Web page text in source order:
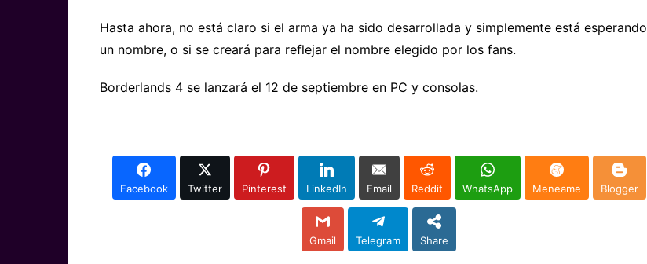
Hasta ahora, no está claro si el arma ya ha sido desarrollada y simplemente está esperando
un nombre, o si se creará para reflejar el nombre elegido por los fans.
Borderlands 4 se lanzará el 12 de septiembre en PC y consolas.
Facebook Twitter Pinterest LinkedIn Email Reddit WhatsApp Meneame Blogger
Gmail Telegram Share